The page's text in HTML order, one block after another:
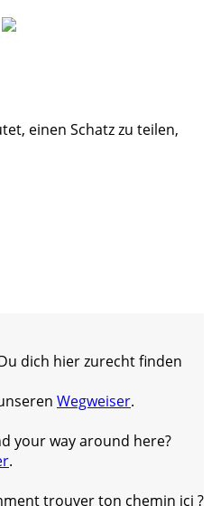
einen Schatz zu teilen,
dich hier zurecht finden
Wegweiser.
your way around here?
.
trouver ton chemin ici ?